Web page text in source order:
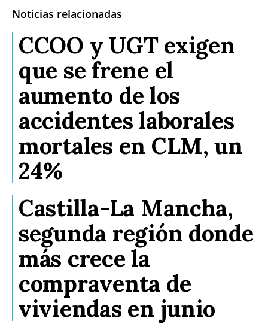
Noticias relacionadas
CCOO y UGT exigen
que se frene el
aumento de los
accidentes laborales
mortales en CLM, un
24%
Castilla-La Mancha,
segunda región donde
más crece la
compraventa de
viviendas en junio